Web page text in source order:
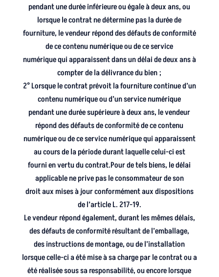
pendant une durée inférieure ou égale à deux ans, ou
lorsque le contrat ne détermine pas la durée de
fourniture, le vendeur répond des défauts de conformité
de ce contenu numérique ou de ce service
numérique qui apparaissent dans un délai de deux ans à
compter de la délivrance du bien ;
2° Lorsque le contrat prévoit la fourniture continue d’un
contenu numérique ou d’un service numérique
pendant une durée supérieure à deux ans, le vendeur
répond des défauts de conformité de ce contenu
numérique ou de ce service numérique qui apparaissent
au cours de la période durant laquelle celui-ci est
fourni en vertu du contrat.Pour de tels biens, le délai
applicable ne prive pas le consommateur de son
droit aux mises à jour conformément aux dispositions
de l’article L. 217-19.
Le vendeur répond également, durant les mêmes délais,
des défauts de conformité résultant de l’emballage,
des instructions de montage, ou de l’installation
lorsque celle-ci a été mise à sa charge par le contrat ou a
été réalisée sous sa responsabilité, ou encore lorsque